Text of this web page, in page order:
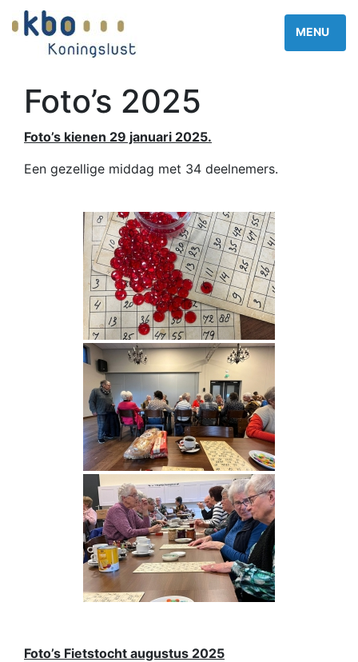
Foto’s 2025
Foto’s kienen 29 januari 2025.
Een gezellige middag met 34 deelnemers.
Foto’s Fietstocht augustus 2025